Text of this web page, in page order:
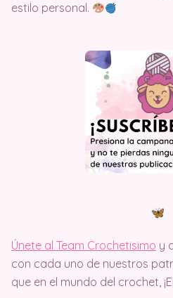
estilo personal.
Únete al Team Crochetisimo y
con cada uno de nuestros
que en el mundo del crochet,